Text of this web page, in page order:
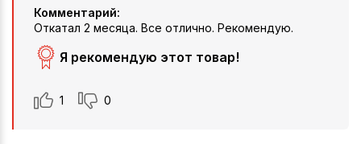
Комментарий:
Откатал 2 месяца. Все отлично. Рекомендую.
Я рекомендую этот товар!
1 0